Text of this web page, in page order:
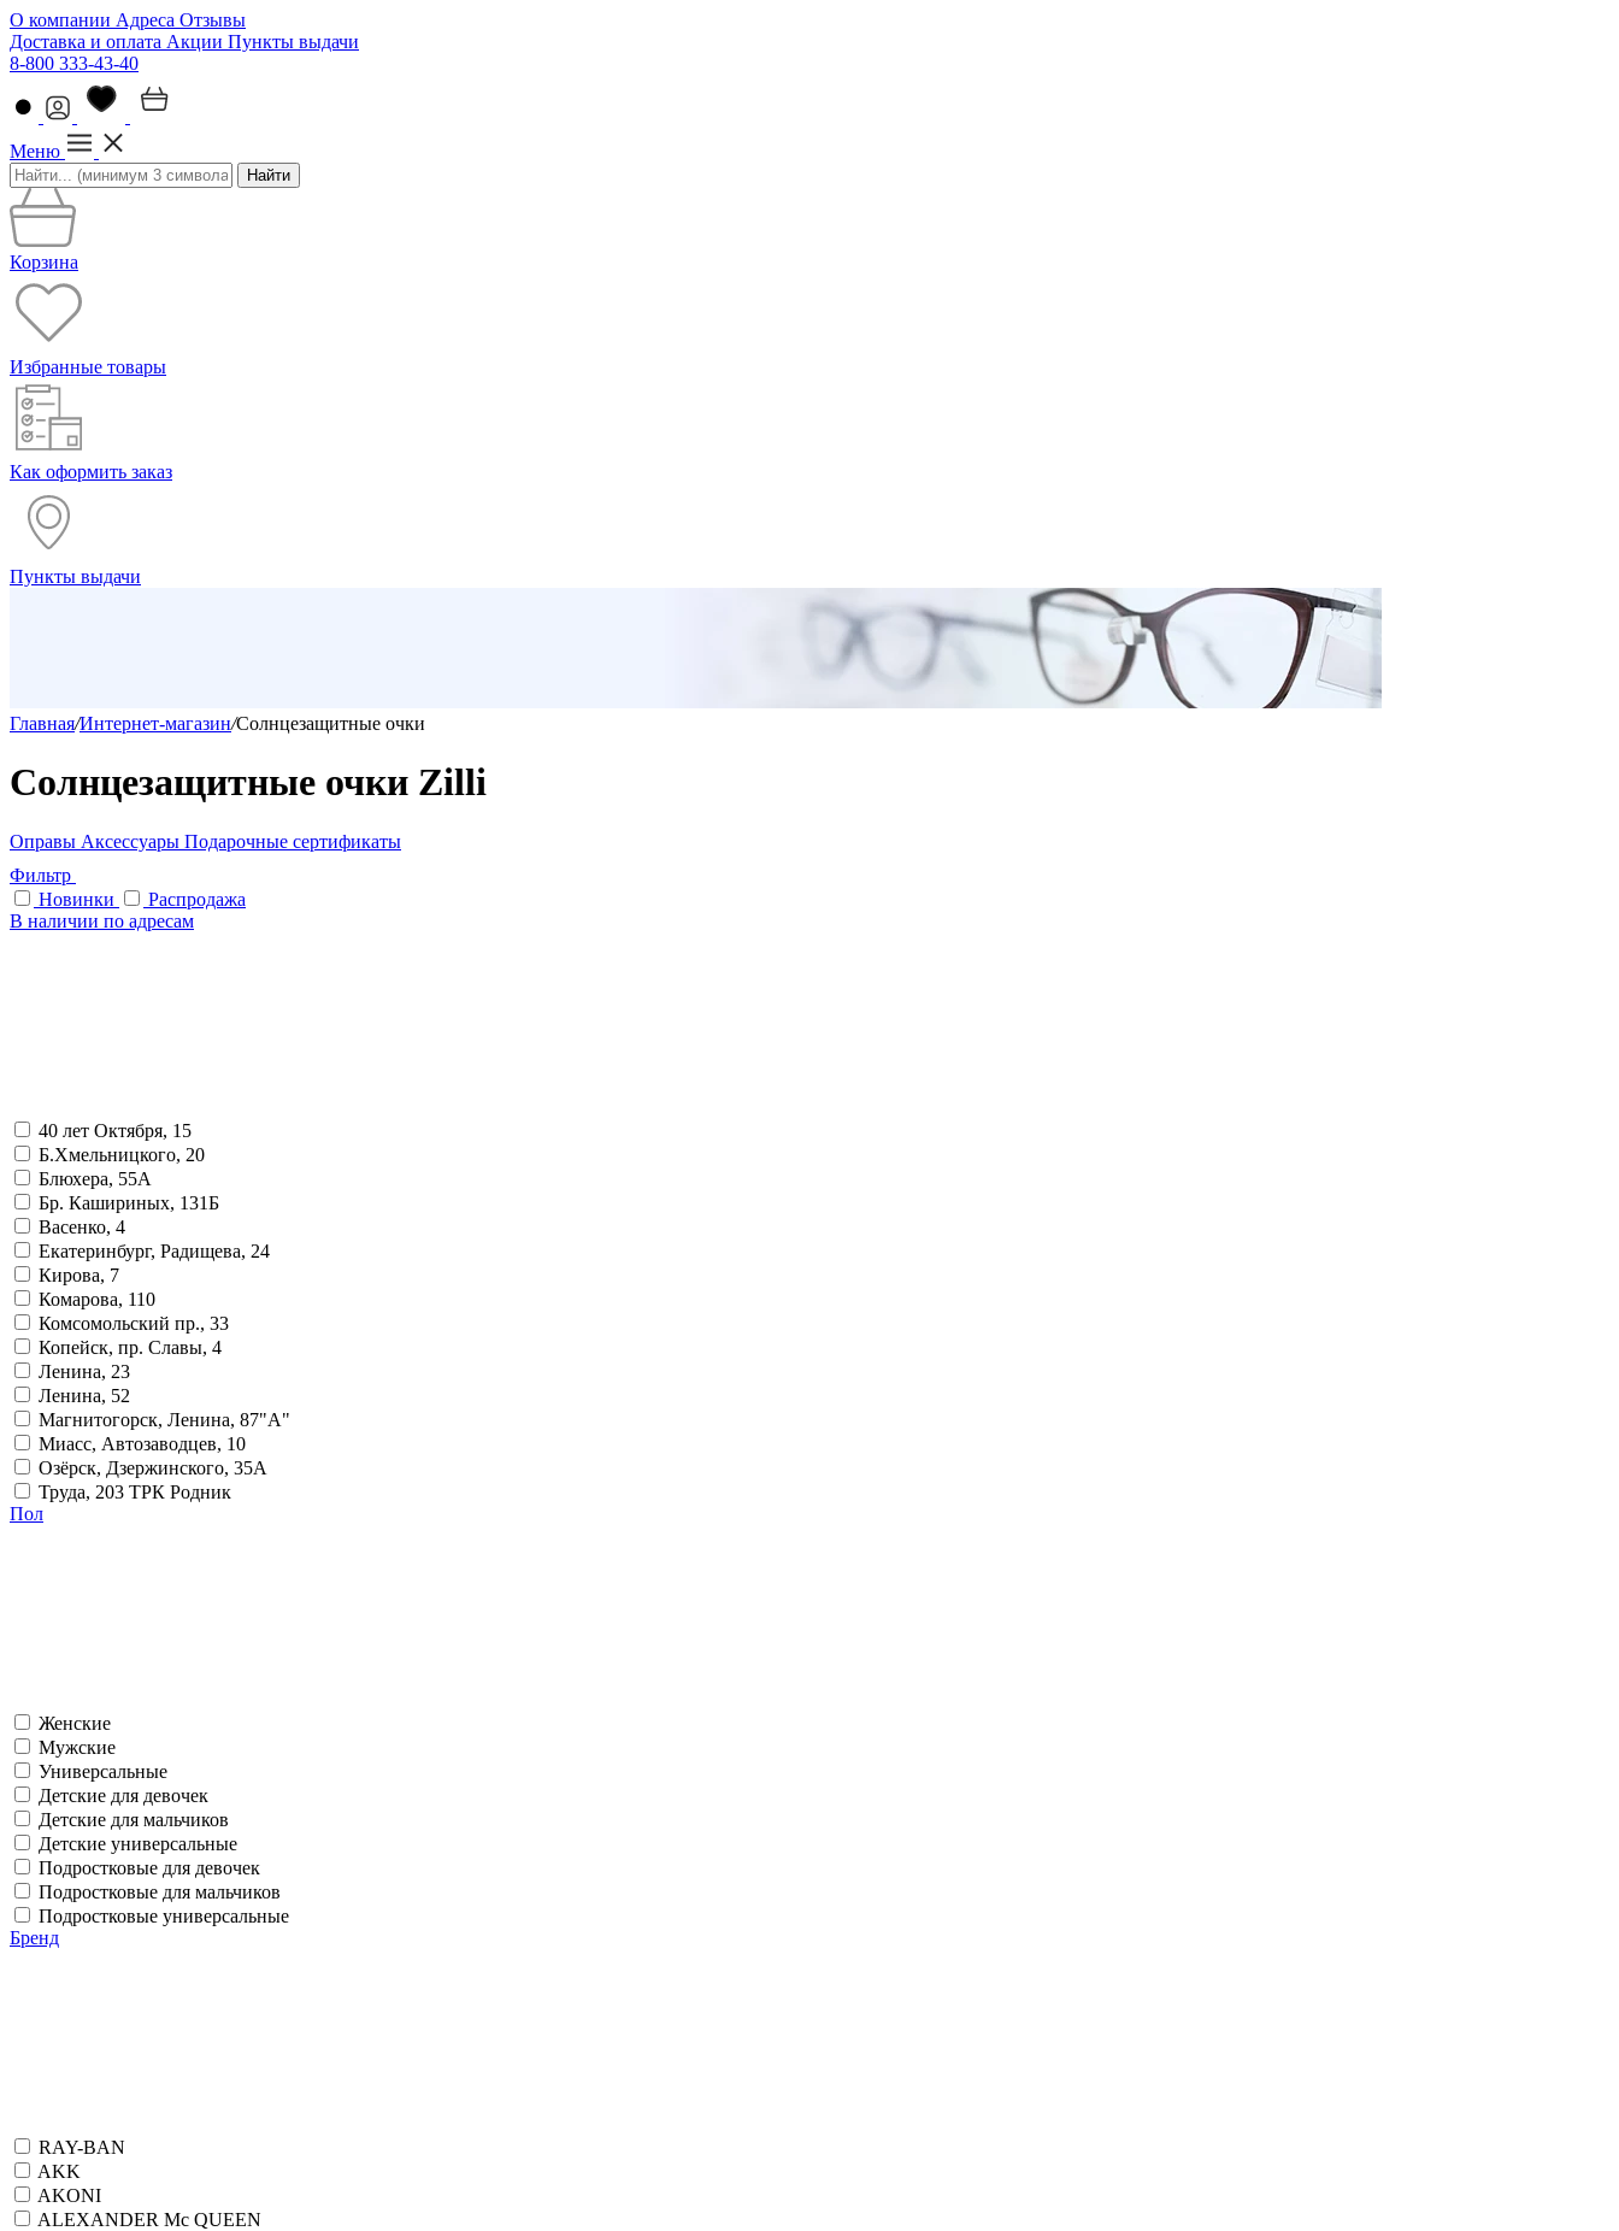
О компании Адреса Отзывы
Доставка и оплата Акции Пункты выдачи
8-800 333-43-40
Меню
Найти
Корзина
Избранные товары
Как оформить заказ
Пункты выдачи
Главная/Интернет-магазин/Солнцезащитные очки
Солнцезащитные очки Zilli
Оправы Аксессуары Подарочные сертификаты
Фильтр
Новинки
Распродажа
В наличии по адресам
40 лет Октября, 15
Б.Хмельницкого, 20
Блюхера, 55А
Бр. Кашириных, 131Б
Васенко, 4
Екатеринбург, Радищева, 24
Кирова, 7
Комарова, 110
Комсомольский пр., 33
Копейск, пр. Славы, 4
Ленина, 23
Ленина, 52
Магнитогорск, Ленина, 87"А"
Миасс, Автозаводцев, 10
Озёрск, Дзержинского, 35А
Труда, 203 ТРК Родник
Пол
Женские
Мужские
Универсальные
Детские для девочек
Детские для мальчиков
Детские универсальные
Подростковые для девочек
Подростковые для мальчиков
Подростковые универсальные
Бренд
RAY-BAN
AKK
AKONI
ALEXANDER Mc QUEEN